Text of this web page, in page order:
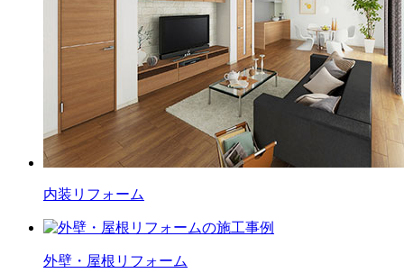
内装 リフォーム
外壁・屋根 リフォーム